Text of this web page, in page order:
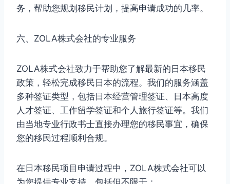
务，帮助您规划移民计划，提高申请成功的几率。
六、ZOLA株式会社的专业服务
ZOLA株式会社致力于帮助您了解最新的日本移民
政策，轻松完成移民日本的流程。我们的服务涵盖
多种签证类型，包括日本经营管理签证、日本高度
人才签证、工作留学签证和个人旅行签证等。我们
由当地专业行政书士直接办理您的移民事宜，确保
您的移民过程顺利合规。
在日本移民项目申请过程中，ZOLA株式会社可以
为您提供专业支持，包括但不限于：